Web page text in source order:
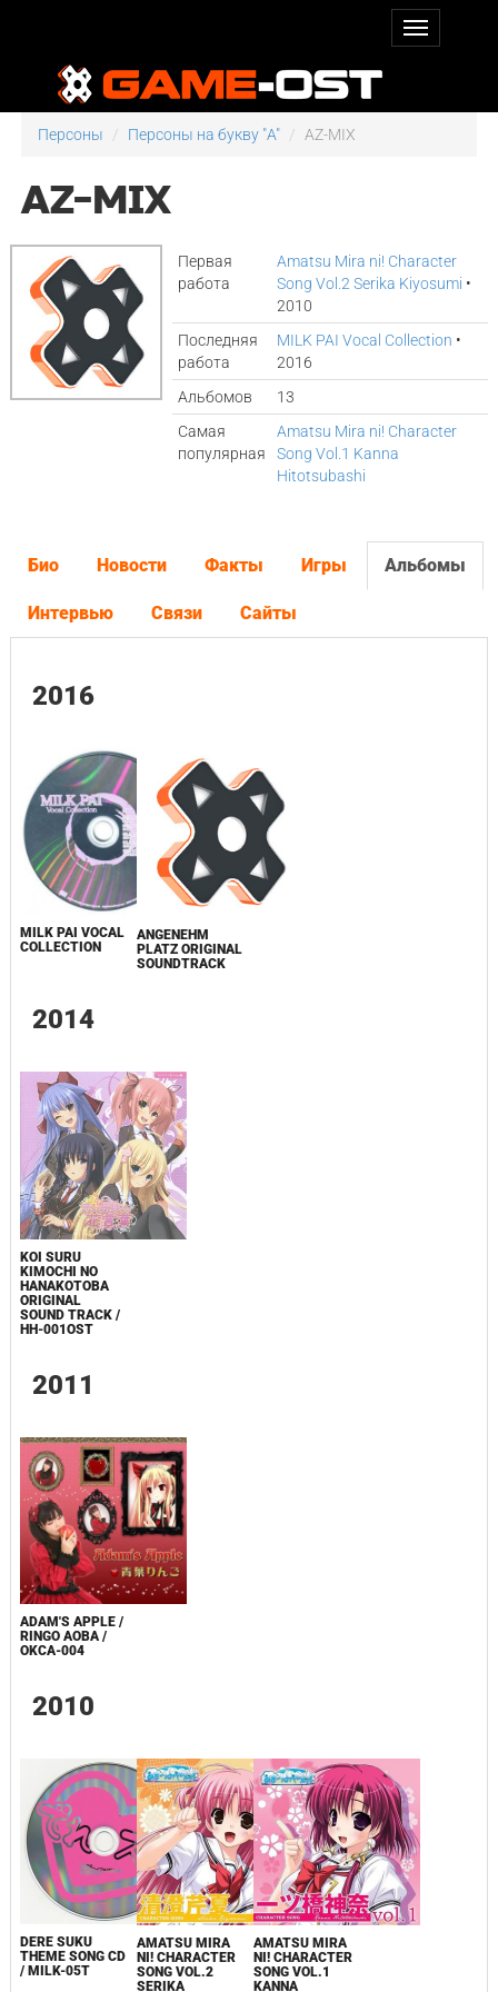
Персоны Персоны на букву "A" AZ-MIX
AZ-MIX
Первая
работа
Amatsu Mira ni! Character
Song Vol.2 Serika Kiyosumi •
2010
Последняя
работа
MILK PAI Vocal Collection •
2016
Альбомов
13
Самая
популярная
Amatsu Mira ni! Character
Song Vol.1 Kanna
Hitotsubashi
Био Новости Факты Игры Альбомы
Интервью Связи Сайты
2016
MILK PAI VOCAL
COLLECTION
ANGENEHM
PLATZ ORIGINAL
SOUNDTRACK
2014
KOI SURU
KIMOCHI NO
HANAKOTOBA
ORIGINAL
SOUND TRACK /
HH-001OST
2011
ADAM'S APPLE /
RINGO AOBA /
OKCA-004
2010
DERE SUKU
THEME SONG CD
/ MILK-05T
AMATSU MIRA
NI! CHARACTER
SONG VOL.2
SERIKA
AMATSU MIRA
NI! CHARACTER
SONG VOL.1
KANNA